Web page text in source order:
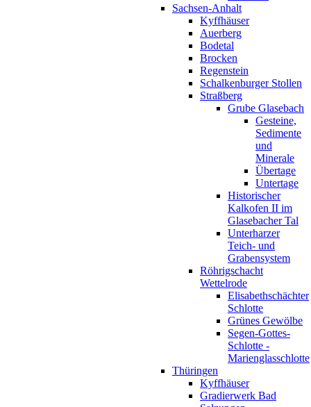
Sachsen-Anhalt
Kyffhäuser
Auerberg
Bodetal
Brocken
Regenstein
Schalkenburger Stollen
Straßberg
Grube Glasebach
Gesteine,
Sedimente
und
Minerale
Übertage
Untertage
Historischer
Kalkofen II im
Glasebacher Tal
Unterharzer
Teich- und
Grabensystem
Röhrigschacht
Wettelrode
Elisabethschächter
Schlotte
Grünes Gewölbe
Segen-Gottes-
Schlotte -
Marienglasschlotte
Thüringen
Kyffhäuser
Gradierwerk Bad